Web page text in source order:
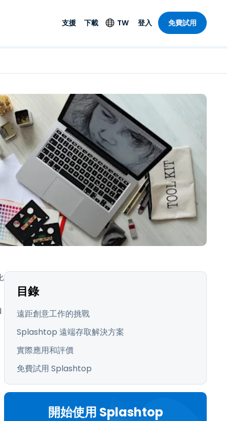
Prem
端點偵測和回應
Foxpass Wi-Fi 存取和
控制
零信任安全工作區
盾牌（反詐騙）
所有產品
門
支援
系統狀態
下載 TW
Deutsch
Español
Français
Italiano
Nederlands
Português
简体中文
繁體中文
日本語
ภาษาไทย
登入 免費試用
目錄
遠距創意工作的挑戰
Splashtop 遠端存取解決方案
實際應用和評價
免費試用 Splashtop
開始使用 Splashtop